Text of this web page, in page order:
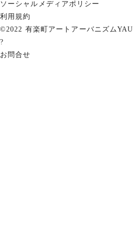
ソーシャルメディアポリシー
利用規約
©2022 有楽町アートアーバニズムYAU
?
お問合せ